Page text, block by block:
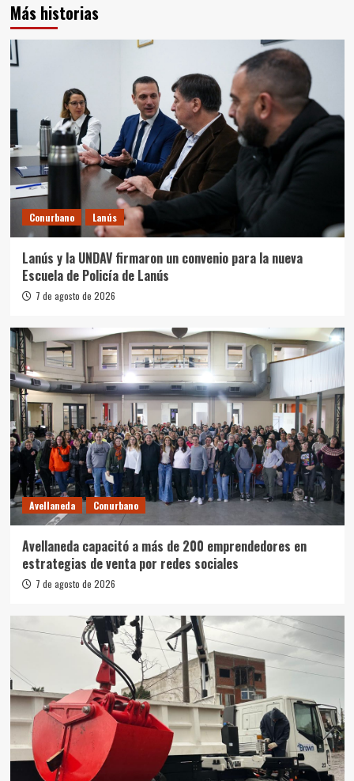
Más historias
Conurbano Lanús
Lanús y la UNDAV firmaron un convenio para la nueva
Escuela de Policía de Lanús
7 de agosto de 2026
Avellaneda Conurbano
Avellaneda capacitó a más de 200 emprendedores en
estrategias de venta por redes sociales
7 de agosto de 2026